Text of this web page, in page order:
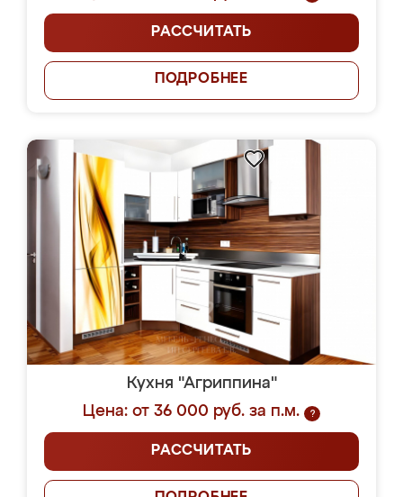
РАССЧИТАТЬ
ПОДРОБНЕЕ
Кухня "Агриппина"
Цена: от 36 000 руб. за п.м.
?
РАССЧИТАТЬ